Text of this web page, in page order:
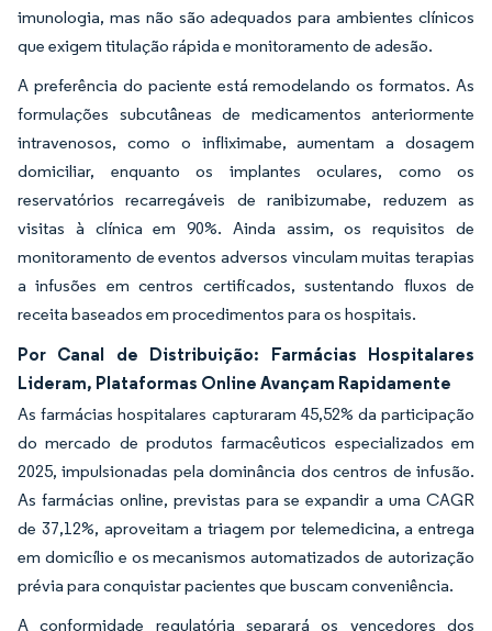
imunologia, mas não são adequados para ambientes clínicos
que exigem titulação rápida e monitoramento de adesão.
A preferência do paciente está remodelando os formatos. As
formulações subcutâneas de medicamentos anteriormente
intravenosos, como o infliximabe, aumentam a dosagem
domiciliar, enquanto os implantes oculares, como os
reservatórios recarregáveis de ranibizumabe, reduzem as
visitas à clínica em 90%. Ainda assim, os requisitos de
monitoramento de eventos adversos vinculam muitas terapias
a infusões em centros certificados, sustentando fluxos de
receita baseados em procedimentos para os hospitais.
Por Canal de Distribuição: Farmácias Hospitalares
Lideram, Plataformas Online Avançam Rapidamente
As farmácias hospitalares capturaram 45,52% da participação
do mercado de produtos farmacêuticos especializados em
2025, impulsionadas pela dominância dos centros de infusão.
As farmácias online, previstas para se expandir a uma CAGR
de 37,12%, aproveitam a triagem por telemedicina, a entrega
em domicílio e os mecanismos automatizados de autorização
prévia para conquistar pacientes que buscam conveniência.
A conformidade regulatória separará os vencedores dos